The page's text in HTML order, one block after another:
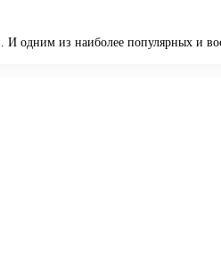
из наиболее популярных и